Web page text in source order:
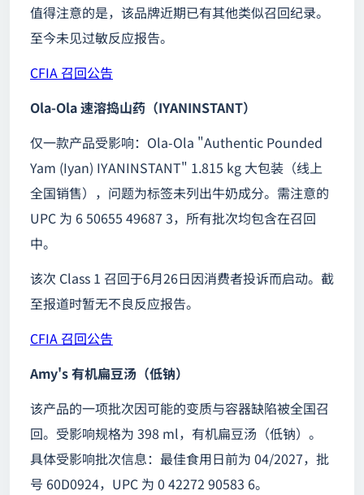
值得注意的是，该品牌近期已有其他类似召回纪录。
至今未见过敏反应报告。
CFIA 召回公告
Ola-Ola 速溶捣山药（IYANINSTANT）
仅一款产品受影响：Ola-Ola "Authentic Pounded
Yam (Iyan) IYANINSTANT" 1.815 kg 大包装（线上
全国销售），问题为标签未列出牛奶成分。需注意的
UPC 为 6 50655 49687 3，所有批次均包含在召回
中。
该次 Class 1 召回于6月26日因消费者投诉而启动。截
至报道时暂无不良反应报告。
CFIA 召回公告
Amy's 有机扁豆汤（低钠）
该产品的一项批次因可能的变质与容器缺陷被全国召
回。受影响规格为 398 ml，有机扁豆汤（低钠）。
具体受影响批次信息：最佳食用日前为 04/2027，批
号 60D0924，UPC 为 0 42272 90583 6。